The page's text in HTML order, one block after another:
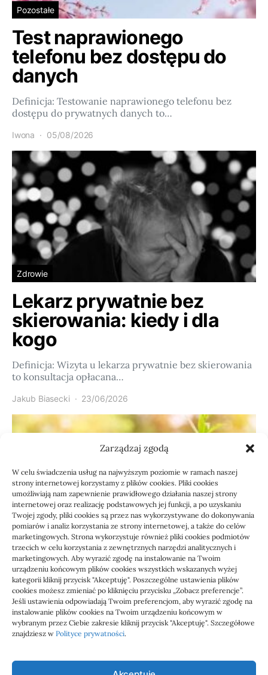
Zarządzaj zgodą
W celu świadczenia usług na najwyższym poziomie w ramach naszej
strony internetowej korzystamy z plików cookies. Pliki cookies
umożliwiają nam zapewnienie prawidłowego działania naszej strony
internetowej oraz realizację podstawowych jej funkcji, a po uzyskaniu
Twojej zgody, pliki cookies są przez nas wykorzystywane do dokonywania
pomiarów i analiz korzystania ze strony internetowej, a także do celów
marketingowych. Strona wykorzystuje również pliki cookies podmiotów
trzecich w celu korzystania z zewnętrznych narzędzi analitycznych i
marketingowych. Aby wyrazić zgodę na instalowanie na Twoim
urządzeniu końcowym plików cookies wszystkich wskazanych wyżej
kategorii kliknij przycisk "Akceptuję". Poszczególne ustawienia plików
cookies możesz zmieniać po kliknięciu przycisku „Zobacz preferencje”.
Jeśli ustawienia odpowiadają Twoim preferencjom, aby wyrazić zgodę na
instalowanie plików cookies na Twoim urządzeniu końcowym w
wybranym przez Ciebie zakresie kliknij przycisk "Akceptuję". Szczegółowe
znajdziesz w Polityce prywatności.
Pozostałe
Test naprawionego
telefonu bez dostępu do
danych
Definicja: Testowanie naprawionego telefonu bez
dostępu do prywatnych danych to…
Iwona 05/08/2026
Zdrowie
Lekarz prywatnie bez
skierowania: kiedy i dla
kogo
Definicja: Wizyta u lekarza prywatnie bez skierowania
to konsultacja opłacana…
Jakub Biasecki 23/06/2026
Usługi
Jak sprawdzić przejęcie
zaległości przez biuro
Definicja: Weryfikacja, czy nowe biuro rachunkowe
przejmie zaległości w dokumentach,…